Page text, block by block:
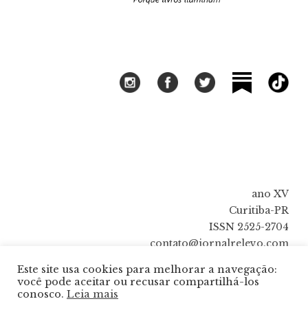
ano XV
Curitiba-PR
ISSN 2525-2704
contato@jornalrelevo.com
Este site usa cookies para melhorar a navegação:
você pode aceitar ou recusar compartilhá-los
conosco. Leia mais